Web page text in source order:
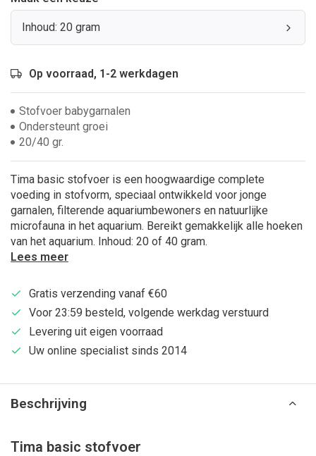
Inhoud: 20 gram
Op voorraad, 1-2 werkdagen
Stofvoer babygarnalen
Ondersteunt groei
20/40 gr.
Tima basic stofvoer is een hoogwaardige complete
voeding in stofvorm, speciaal ontwikkeld voor jonge
garnalen, filterende aquariumbewoners en natuurlijke
microfauna in het aquarium. Bereikt gemakkelijk alle hoeken
van het aquarium. Inhoud: 20 of 40 gram.
Lees meer
Gratis verzending vanaf €60
Voor 23:59 besteld, volgende werkdag verstuurd
Levering uit eigen voorraad
Uw online specialist sinds 2014
Beschrijving
Tima basic stofvoer